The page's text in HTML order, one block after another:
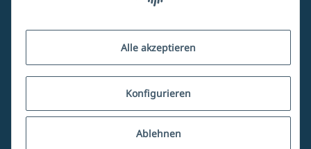
Alle akzeptieren
Konfigurieren
Ablehnen